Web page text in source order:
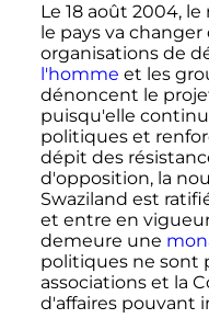
Le 18 août 2004, le
le pays va changer
organisations de
l'homme et les
dénoncent le
puisqu'elle
politiques et
dépit des
d'opposition, la
Swaziland est
et entre en
demeure une
politiques ne sont
associations et la
d'affaires pouvant